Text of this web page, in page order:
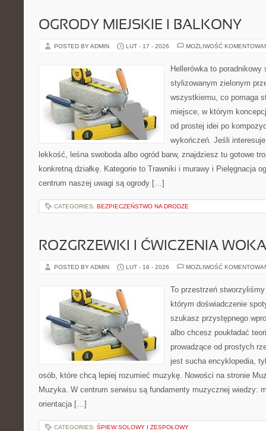
OGRODY MIEJSKIE I BALKONY
POSTED BY ADMIN LUT - 17 - 2026 MOŻLIWOŚĆ
Hellerówka to poradnikowy
stylizowanym zielonym
wszystkiemu, co pomaga
miejsce, w którym
od prostej idei po
wykończeń. Jeśli
lekkość, leśna swoboda albo ogród barw, znajdziesz tu gotowe
konkretną działkę. Kategorie to Trawniki i murawy i Pielęgnacja
centrum naszej uwagi są ogrody […]
CATEGORIES: BEZPIECZEŃSTWO NA DRODZE
ROZGRZEWKI I ĆWICZENIA
POSTED BY ADMIN LUT - 16 - 2026 MOŻLIWOŚĆ
To przestrzeń
którym doświadczenie
szukasz przystępnego
albo chcesz poukładać
prowadzące od prostych
jest sucha encyklopedia,
osób, które chcą lepiej rozumieć muzykę. Nowości na stronie
Muzyka. W centrum serwisu są fundamenty muzycznej wiedzy:
orientacja […]
CATEGORIES: ŚPIEW SOLOWY I ZESPOŁOWY